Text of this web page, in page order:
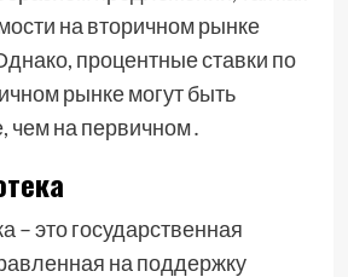
на вторичном рынке
процентные ставки по
рынке могут быть
чем на первичном․
– это государственная
на поддержку